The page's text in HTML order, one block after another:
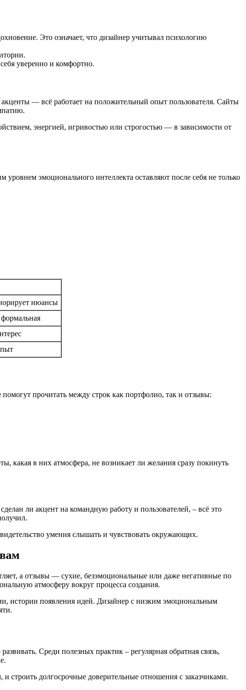
Это означает, что дизайнер учитывал психологию
уверенно и комфортно.
— всё работает на положительный опыт пользователя. Сайты
энергией, игривостью или строгостью — в зависимости от
эмоционального интеллекта оставляют после себя не только
нюансы
формальная
прочитать между строк как портфолио, так и отзывы:
какая в них атмосфера, не возникает ли желания сразу покинуть
ли акцент на командную работу и пользователей, – всё это
умения слышать и чувствовать окружающих.
а отзывы — сухие, безэмоциональные или даже негативные по
атмосферу вокруг процесса создания.
истории появления идей. Дизайнер с низким эмоциональным
Среди полезных практик – регулярная обратная связь,
строить долгосрочные доверительные отношения с заказчиками.